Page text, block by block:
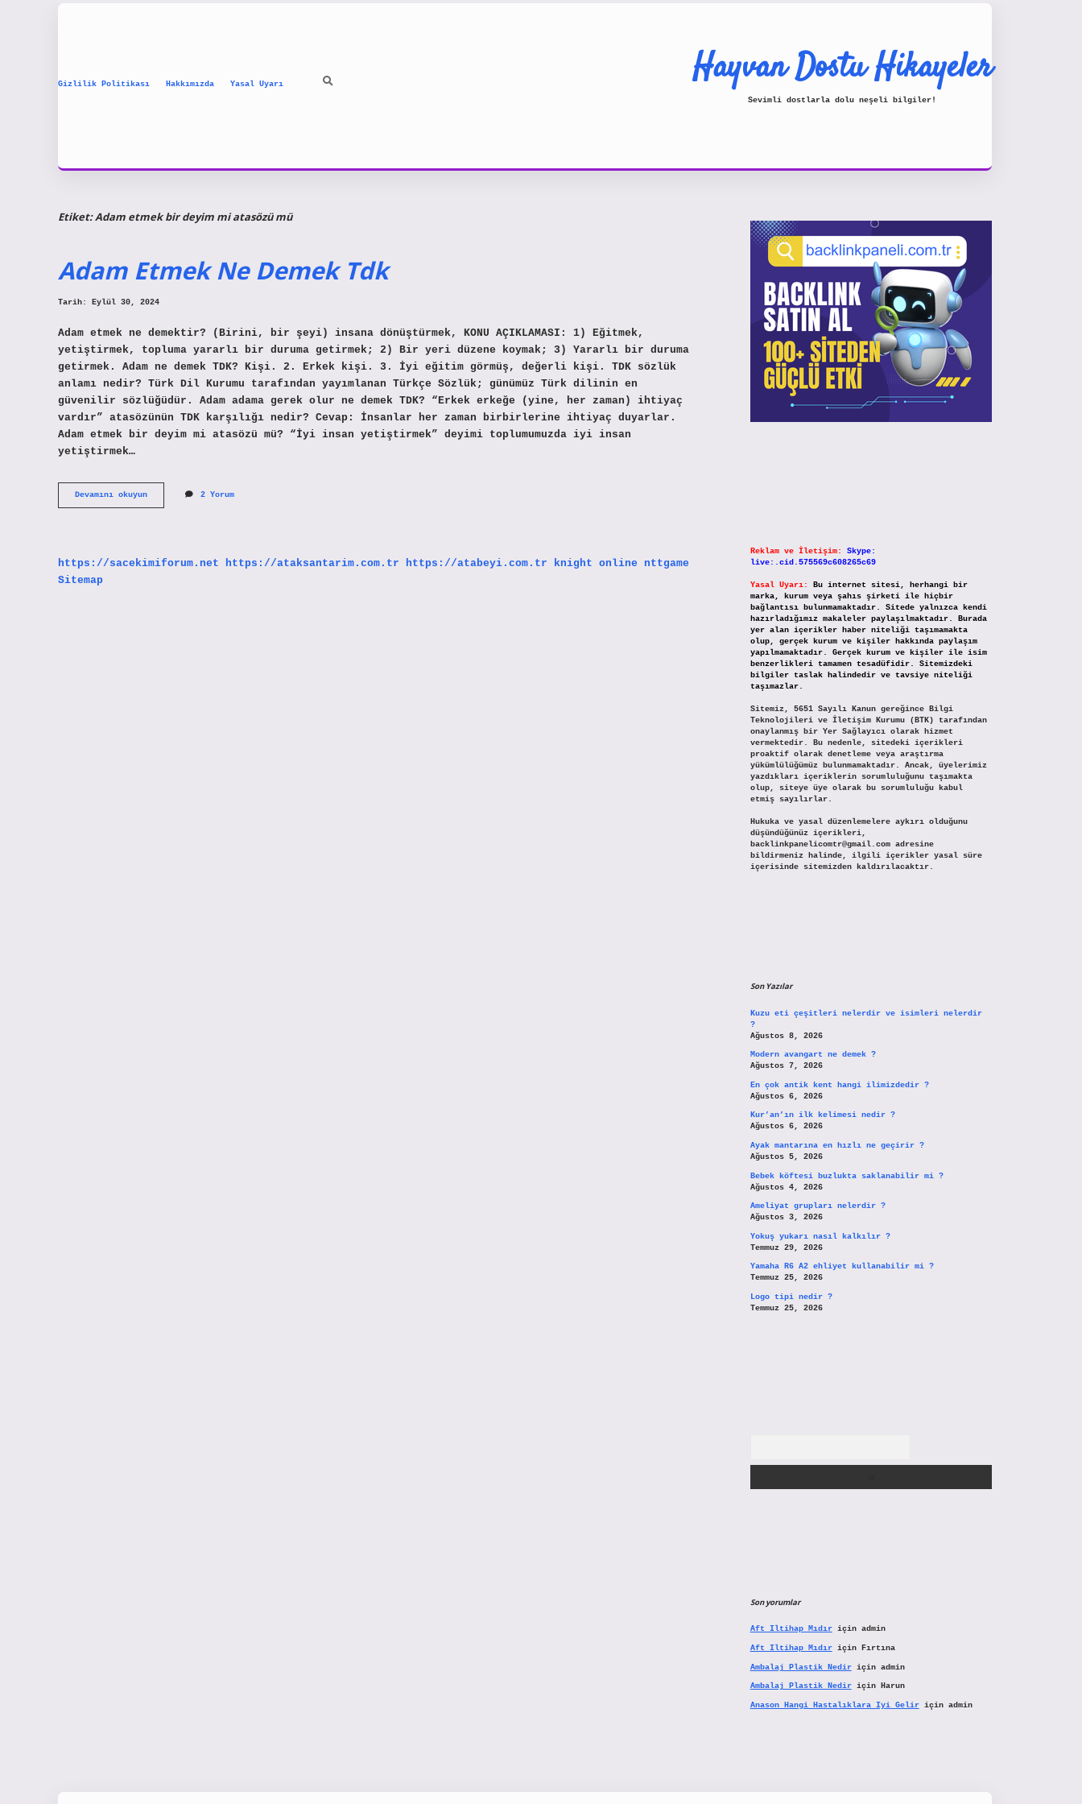
Gizlilik Politikası Hakkımızda Yasal Uyarı Hayvan Dostu Hikayeler
Sevimli dostlarla dolu neşeli bilgiler!
Etiket:Adam etmek bir deyim mi atasözü mü
Adam Etmek Ne Demek Tdk
Tarih: Eylül 30, 2024
Adam etmek ne demektir? (Birini, bir şeyi) insana dönüştürmek, KONU AÇIKLAMASI: 1) Eğitmek,
yetiştirmek, topluma yararlı bir duruma getirmek; 2) Bir yeri düzene koymak; 3) Yararlı bir duruma
getirmek. Adam ne demek TDK? Kişi. 2. Erkek kişi. 3. İyi eğitim görmüş, değerli kişi. TDK sözlük
anlamı nedir? Türk Dil Kurumu tarafından yayımlanan Türkçe Sözlük; günümüz Türk dilinin en
güvenilir sözlüğüdür. Adam adama gerek olur ne demek TDK? “Erkek erkeğe (yine, her zaman) ihtiyaç
vardır” atasözünün TDK karşılığı nedir? Cevap: İnsanlar her zaman birbirlerine ihtiyaç duyarlar.
Adam etmek bir deyim mi atasözü mü? “İyi insan yetiştirmek” deyimi toplumumuzda iyi insan
yetiştirmek…
Devamını okuyunAdam
Etmek
2 Yorum
https://sacekimiforum.net https://ataksantarim.com.tr https://atabeyi.com.tr knight online nttgame
Sitemap
Reklam ve İletişim:
Skype:
live:.cid.575569c608265c69
Yasal Uyarı:
Bu internet sitesi, herhangi bir
marka, kurum veya şahıs şirketi ile hiçbir
bağlantısı bulunmamaktadır. Sitede yalnızca kendi
hazırladığımız makaleler paylaşılmaktadır. Burada
yer alan içerikler haber niteliği taşımamakta
olup, gerçek kurum ve kişiler hakkında paylaşım
yapılmamaktadır. Gerçek kurum ve kişiler ile isim
benzerlikleri tamamen tesadüfidir. Sitemizdeki
bilgiler taslak halindedir ve tavsiye niteliği
taşımazlar.
Sitemiz, 5651 Sayılı Kanun gereğince Bilgi
Teknolojileri ve İletişim Kurumu (BTK) tarafından
onaylanmış bir Yer Sağlayıcı olarak hizmet
vermektedir. Bu nedenle, sitedeki içerikleri
proaktif olarak denetleme veya araştırma
yükümlülüğümüz bulunmamaktadır. Ancak, üyelerimiz
yazdıkları içeriklerin sorumluluğunu taşımakta
olup, siteye üye olarak bu sorumluluğu kabul
etmiş sayılırlar.
Hukuka ve yasal düzenlemelere aykırı olduğunu
düşündüğünüz içerikleri,
backlinkpanelicomtr@gmail.comadresine
bildirmeniz halinde, ilgili içerikler yasal süre
içerisinde sitemizden kaldırılacaktır.
Son Yazılar
Kuzu eti çeşitleri nelerdir ve isimleri nelerdir
?
Ağustos 8, 2026
Modern avangart ne demek ?
Ağustos 7, 2026
En çok antik kent hangi ilimizdedir ?
Ağustos 6, 2026
Kur’an’ın ilk kelimesi nedir ?
Ağustos 6, 2026
Ayak mantarına en hızlı ne geçirir ?
Ağustos 5, 2026
Bebek köftesi buzlukta saklanabilir mi ?
Ağustos 4, 2026
Ameliyat grupları nelerdir ?
Ağustos 3, 2026
Yokuş yukarı nasıl kalkılır ?
Temmuz 29, 2026
Yamaha R6 A2 ehliyet kullanabilir mi ?
Temmuz 25, 2026
Logo tipi nedir ?
Temmuz 25, 2026
Son yorumlar
Aft Iltihap Mıdıriçin admin
Aft Iltihap Mıdıriçin Fırtına
Ambalaj Plastik Nediriçin admin
Ambalaj Plastik Nediriçin Harun
Anason Hangi Hastalıklara Iyi Geliriçin admin